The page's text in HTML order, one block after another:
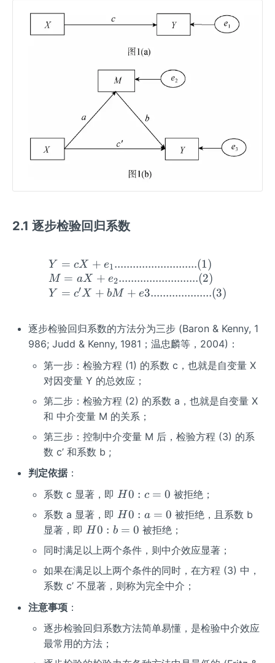
2.1 逐步检验回归系数
\begin{array}{l} {Y=c
Y = cX + e1...........................(1)
M = aX + e2..........................(2)
Y = c′X + bM + e3....................(3)
逐步检验回归系数的方法分为三步 (Baron & Kenny, 1
986; Judd & Kenny, 1981；温忠麟等，2004)：
第一步：检验方程 (1) 的系数 c，也就是自变量 X
对因变量 Y 的总效应；
第二步：检验方程 (2) 的系数 a，也就是自变量 X
和 中介变量 M 的关系；
第三步：控制中介变量 M 后，检验方程 (3) 的系
数 c’ 和系数 b ;
判定依据：
系数 c 显著，即 H
0
:
c
=
0
H0 : c = 0 被拒绝；
系数 a 显著，即 H
0
a
=
0
H0 : a = 0 被拒绝，且系数 b
显著，即 H
0
:
b
=
H0 : b = 0 被拒绝；
同时满足以上两个条件，则中介效应显著；
如果在满足以上两个条件的同时，在方程 (3) 中，
系数 c’ 不显著，则称为完全中介；
注意事项：
逐步检验回归系数方法简单易懂，是检验中介效应
最常用的方法；